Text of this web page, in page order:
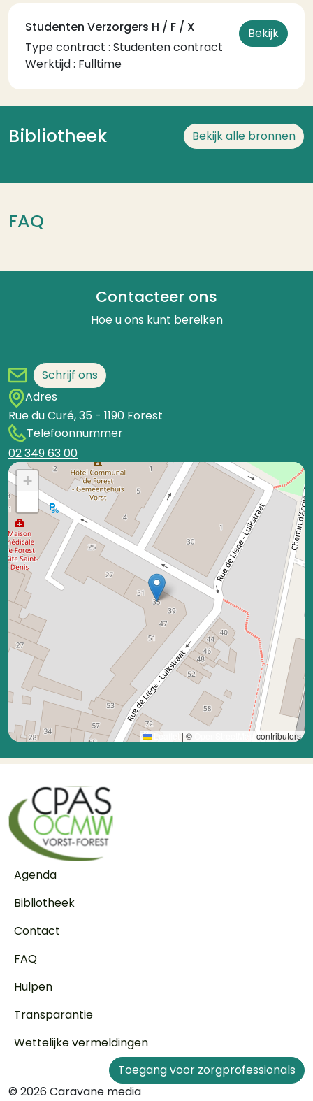
Studenten Verzorgers H / F / X
Type contract : Studenten contract
Werktijd : Temps de travail
Fulltime
Bekijk
Bibliotheek Bekijk alle bronnen
FAQ
Contacteer ons
Hoe u ons kunt bereiken
Schrijf ons
Adres
Rue du Curé, 35 - 1190 Forest
Telefoonnummer
02 349 63 00
+
| © OpenStreetMap contributors
Voet
Agenda
Bibliotheek
Contact
FAQ
Hulpen
Transparantie
Wettelijke vermeldingen
Toegang voor zorgprofessionals
© 2026 Caravane media